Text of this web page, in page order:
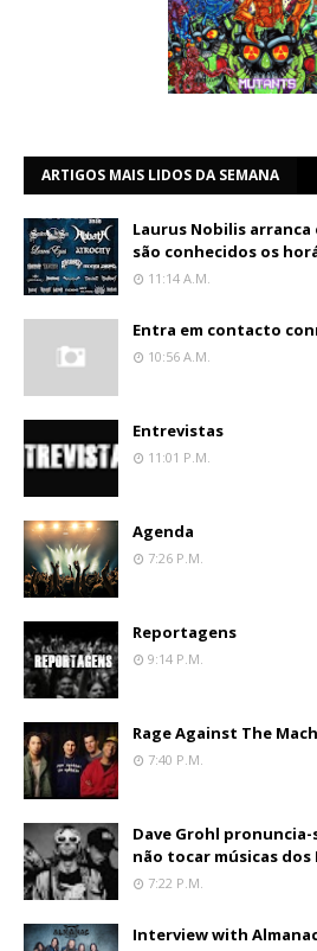
ARTIGOS MAIS LIDOS DA SEMANA
Laurus Nobilis
são conhecidos os
11:14 A.m.
Entra em contacto
10:56 A.m.
Entrevistas
11:01 P.m.
Agenda
7:26 P.m.
Reportagens
9:14 P.m.
Rage Against The
7:40 P.m.
Dave Grohl
não tocar músicas dos
7:22 P.m.
Interview with